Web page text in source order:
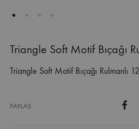
Triangle Soft Motif Bıçağı
Triangle Soft Motif Bıçağı Rulmanlı
PAYLAŞ